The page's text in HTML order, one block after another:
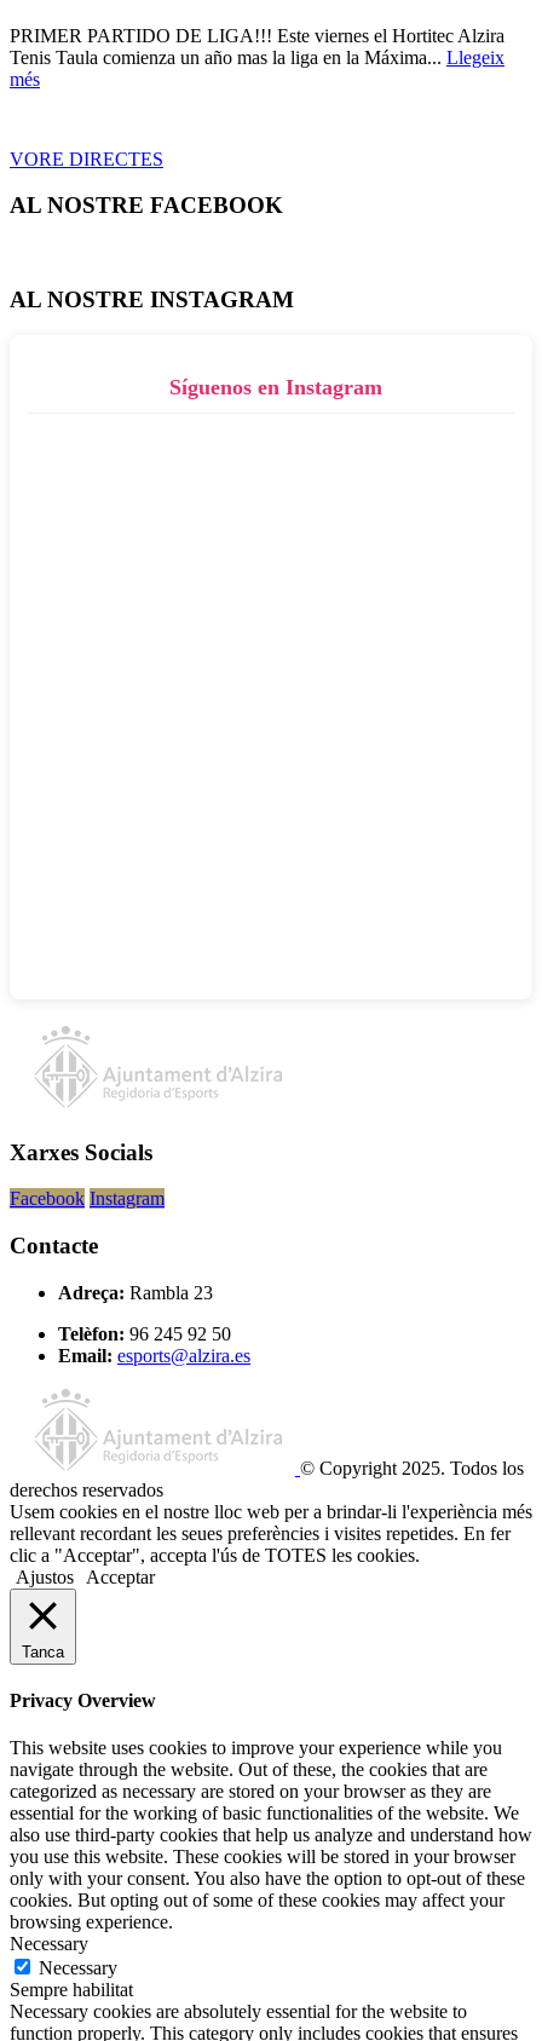
PRIMER PARTIDO DE LIGA!!! Este viernes el Hortitec Alzira
Tenis Taula comienza un año mas la liga en la Máxima... Llegeix
més
VORE DIRECTES
AL NOSTRE FACEBOOK
AL NOSTRE INSTAGRAM
Síguenos en Instagram
Xarxes Socials
Facebook Instagram
Contacte
Adreça: Rambla 23
Telèfon: 96 245 92 50
Email: esports@alzira.es
© Copyright 2025. Todos los
derechos reservados
Usem cookies en el nostre lloc web per a brindar-li l'experiència més
rellevant recordant les seues preferències i visites repetides. En fer
clic a "Acceptar", accepta l'ús de TOTES les cookies.
Ajustos
Acceptar
Tanca
Privacy Overview
This website uses cookies to improve your experience while you
navigate through the website. Out of these, the cookies that are
categorized as necessary are stored on your browser as they are
essential for the working of basic functionalities of the website. We
also use third-party cookies that help us analyze and understand how
you use this website. These cookies will be stored in your browser
only with your consent. You also have the option to opt-out of these
cookies. But opting out of some of these cookies may affect your
browsing experience.
Necessary
Necessary
Sempre habilitat
Necessary cookies are absolutely essential for the website to
function properly. This category only includes cookies that ensures